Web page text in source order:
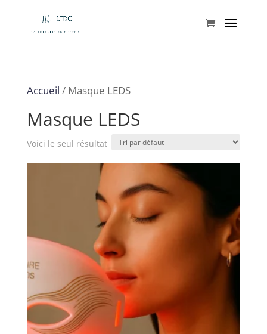
Accueil / Masque LEDS
Masque LEDS
Voici le seul résultat